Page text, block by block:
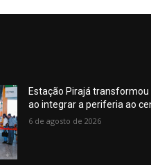
Estação Pirajá
ao integrar a periferia ao
6 de agosto de 2026